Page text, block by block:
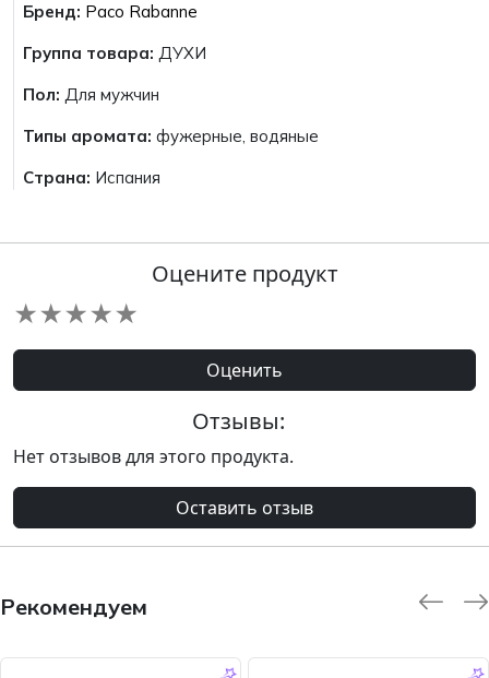
Бренд: Paco Rabanne
Группа товара: ДУХИ
Пол: Для мужчин
Типы аромата: фужерные, водяные
Страна: Испания
Оцените продукт
★
★
★
★
★
Оценить
Отзывы:
Нет отзывов для этого продукта.
Оставить отзыв
Рекомендуем